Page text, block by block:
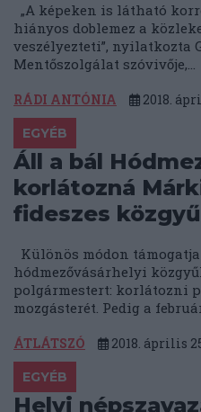
„A képeken is látható
hiányos doblemez a
veszélyezteti”, nyilatkozta
Mentőszolgálat szóvivője,...
RÁDI ANTÓNIA 2018.
EGYÉB
Áll a bál
korlátozná
fideszes
Különös módon támogatja
hódmezővásárhelyi
polgármestert: korlátozni
mozgásterét. Pedig a
ÁTLÁTSZÓ 2018. április
EGYÉB
Helyi